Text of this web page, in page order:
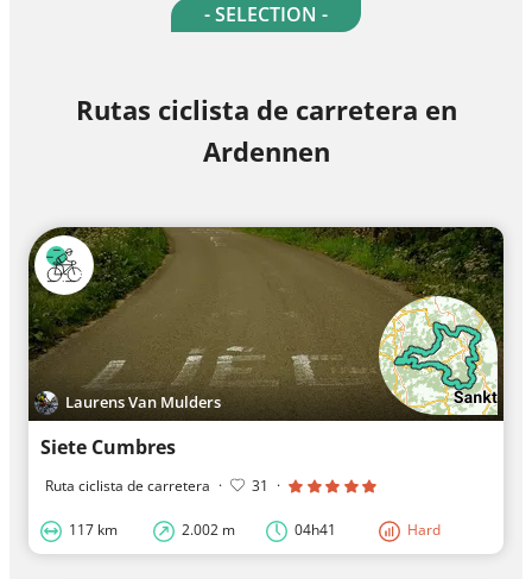
- SELECTION -
Rutas ciclista de carretera en
Ardennen
Laurens Van Mulders
Siete Cumbres
Ruta ciclista de carretera · 31 ·
117 km 2.002 m 04h41 Hard